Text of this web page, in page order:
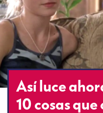
Así luce
10 cosas